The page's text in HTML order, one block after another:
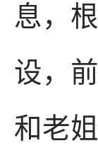
息，
设，
和老